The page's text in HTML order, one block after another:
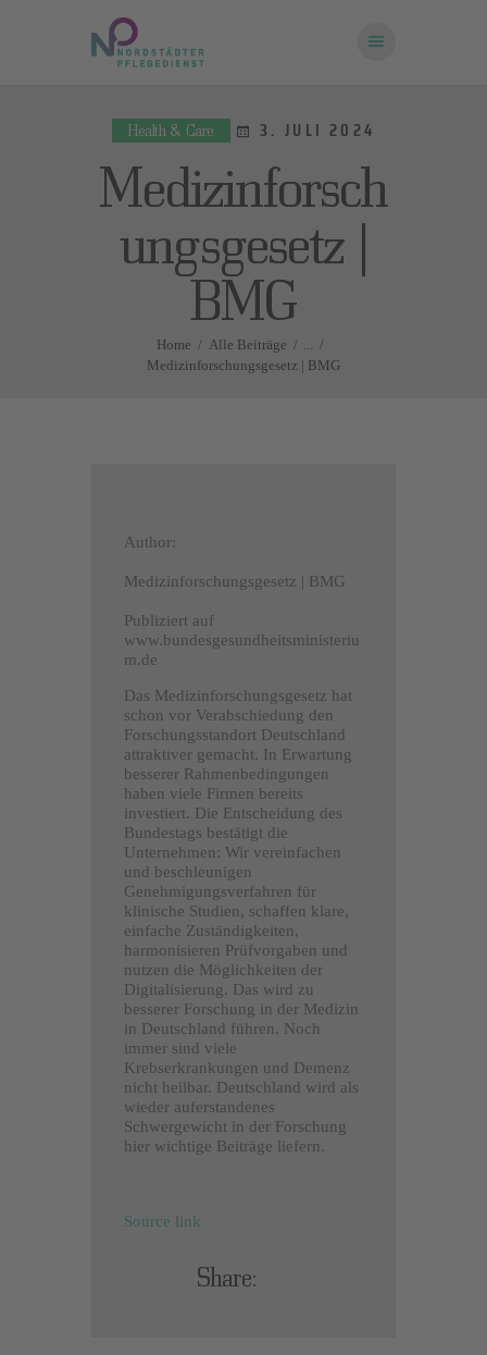
Health & Care 3. JULI 2024
Medizinforsch
ungsgesetz |
BMG
Home Alle Beiträge
...
Medizinforschungsgesetz | BMG
ÜBER UNS
ANTWORTEN
KONTAKT
Author:
Medizinforschungsgesetz | BMG
Publiziert auf
www.bundesgesundheitsministeriu
m.de
Das Medizinforschungsgesetz hat
schon vor Verabschiedung den
Forschungsstandort Deutschland
attraktiver gemacht. In Erwartung
besserer Rahmenbedingungen
haben viele Firmen bereits
investiert. Die Entscheidung des
Bundestags bestätigt die
Unternehmen: Wir vereinfachen
und beschleunigen
Genehmigungsverfahren für
klinische Studien, schaffen klare,
einfache Zuständigkeiten,
harmonisieren Prüfvorgaben und
nutzen die Möglichkeiten der
Digitalisierung. Das wird zu
besserer Forschung in der Medizin
in Deutschland führen. Noch
immer sind viele
Krebserkrankungen und Demenz
nicht heilbar. Deutschland wird als
wieder auferstandenes
Schwergewicht in der Forschung
hier wichtige Beiträge liefern.
Source link
Share: